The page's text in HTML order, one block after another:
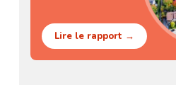
Lire le rapport →